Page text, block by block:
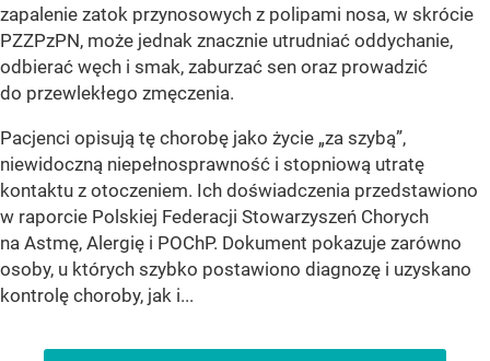
zapalenie zatok przynosowych z polipami nosa, w skrócie
PZZPzPN, może jednak znacznie utrudniać oddychanie,
odbierać węch i smak, zaburzać sen oraz prowadzić
do przewlekłego zmęczenia.
Pacjenci opisują tę chorobę jako życie „za szybą”,
niewidoczną niepełnosprawność i stopniową utratę
kontaktu z otoczeniem. Ich doświadczenia przedstawiono
w raporcie Polskiej Federacji Stowarzyszeń Chorych
na Astmę, Alergię i POChP. Dokument pokazuje zarówno
osoby, u których szybko postawiono diagnozę i uzyskano
kontrolę choroby, jak i...